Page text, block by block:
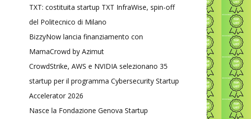
TXT: costituita startup TXT InfraWise, spin-off
del Politecnico di Milano
BizzyNow lancia finanziamento con
MamaCrowd by Azimut
CrowdStrike, AWS e NVIDIA selezionano 35
startup per il programma Cybersecurity Startup
Accelerator 2026
Nasce la Fondazione Genova Startup